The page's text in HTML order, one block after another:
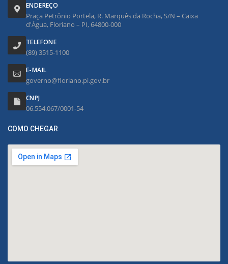
ENDEREÇO
Praça Petrônio Portela, R. Marquês da Rocha, S/N – Caixa
d'Água, Floriano – PI, 64800-000
TELEFONE
(89) 3515-1100
E-MAIL
governo@floriano.pi.gov.br
CNPJ
06.554.067/0001-54
COMO CHEGAR